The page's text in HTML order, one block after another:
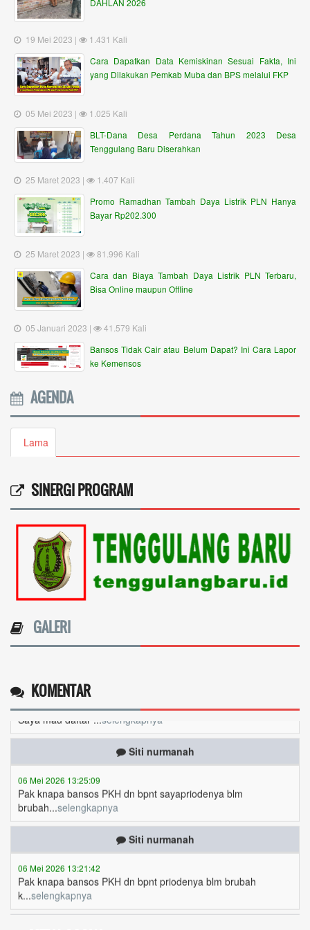
DAHLAN 2026
19 Mei 2023 |
1.431 Kali
Cara Dapatkan Data Kemiskinan Sesuai Fakta, Ini
yang Dilakukan Pemkab Muba dan BPS melalui FKP
05 Mei 2023 |
1.025 Kali
BLT-Dana Desa Perdana Tahun 2023 Desa
Tenggulang Baru Diserahkan
25 Maret 2023 |
1.407 Kali
Promo Ramadhan Tambah Daya Listrik PLN Hanya
Bayar Rp202.300
25 Maret 2023 |
81.996 Kali
Cara dan Biaya Tambah Daya Listrik PLN Terbaru,
Bisa Online maupun Offline
05 Januari 2023 |
41.579 Kali
Bansos Tidak Cair atau Belum Dapat? Ini Cara Lapor
ke Kemensos
AGENDA
Lama
SINERGI PROGRAM
GALERI
KOMENTAR
Ricki annisa
09 Mei 2026 15:19:56
Saya mau tanya mengenai ini...selengkapnya
Sri hartini
08 Mei 2026 11:06:31
Periode masih belum berubah masih Januari Maret
..apakah...selengkapnya
06 Mei 2026 20:48:46
Siti nurmanah
06 Mei 2026 13:25:09
Pak knapa bansos PKH dn bpnt sayapriodenya blm
brubah...selengkapnya
Siti nurmanah
06 Mei 2026 13:21:42
Pak knapa bansos PKH dn bpnt priodenya blm brubah
k...selengkapnya
Juliah